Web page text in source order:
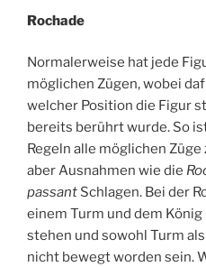
Rochade
Normalerweise hat jede
möglichen Zügen, wobei
welcher Position die Figur
bereits berührt wurde. So
Regeln alle möglichen
aber Ausnahmen wie die
passant Schlagen. Bei der
einem Turm und dem
stehen und sowohl Turm
nicht bewegt worden sein.